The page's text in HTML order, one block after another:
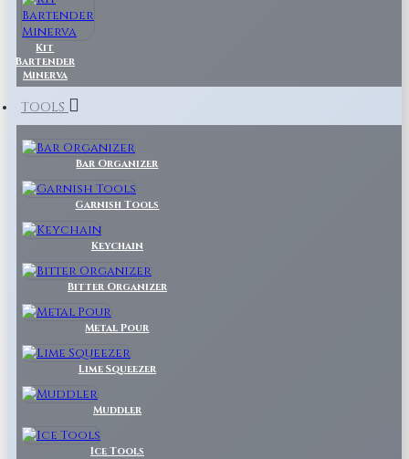
Kit
Bartender
Minerva
TOOLS
Bar Organizer
Garnish Tools
Keychain
Bitter Organizer
Metal Pour
Lime Squeezer
Muddler
Ice Tools